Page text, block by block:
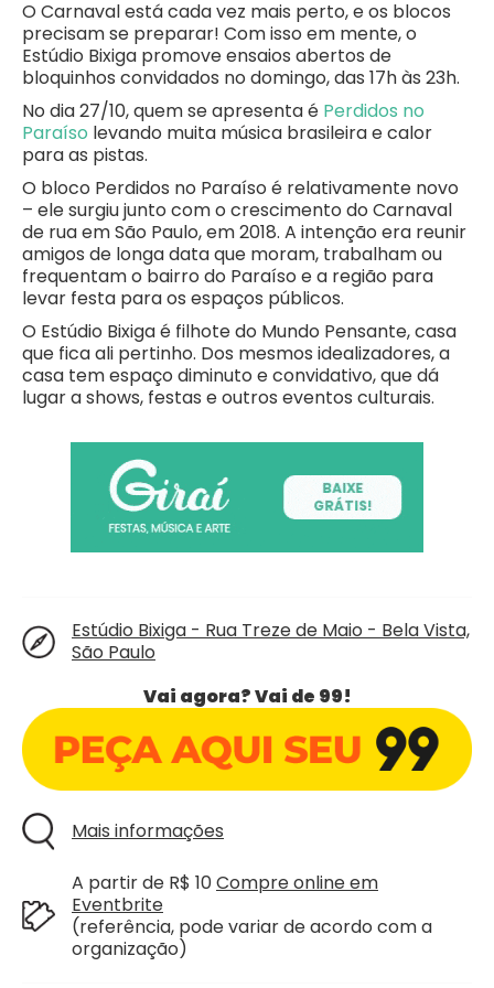
O Carnaval está cada vez mais perto, e os blocos
precisam se preparar! Com isso em mente, o
Estúdio Bixiga promove ensaios abertos de
bloquinhos convidados no domingo, das 17h às 23h.
No dia 27/10, quem se apresenta é Perdidos no
Paraíso levando muita música brasileira e calor
para as pistas.
O bloco Perdidos no Paraíso é relativamente novo
– ele surgiu junto com o crescimento do Carnaval
de rua em São Paulo, em 2018. A intenção era reunir
amigos de longa data que moram, trabalham ou
frequentam o bairro do Paraíso e a região para
levar festa para os espaços públicos.
O Estúdio Bixiga é filhote do Mundo Pensante, casa
que fica ali pertinho. Dos mesmos idealizadores, a
casa tem espaço diminuto e convidativo, que dá
lugar a shows, festas e outros eventos culturais.
Estúdio Bixiga - Rua Treze de Maio - Bela Vista,
São Paulo
Vai agora? Vai de 99!
Mais informações
A partir de R$ 10Compre online em
Eventbrite
(referência, pode variar de acordo com a
organização)